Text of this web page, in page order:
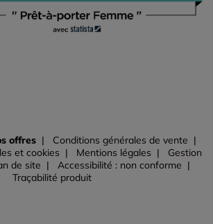
offres
Conditions générales de vente
et cookies
Mentions légales
Gestion
de site
Accessibilité : non conforme
Traçabilité produit